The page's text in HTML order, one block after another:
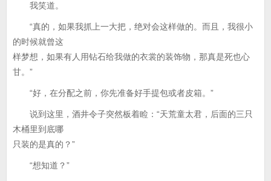
我笑道。
“真的，如果我抓上一大把，绝对会这样做的。而且，我很小
的时候就曾这
样梦想，如果有人用钻石给我做的衣裳的装饰物，那真是死也心
甘。”
“好，在分配之前，你先准备好手提包或者皮箱。”
说到这里，酒井令子突然板着睑：“天荒童太君，后面的三只
木桶里到底哪
只装的是真的？”
“想知道？”